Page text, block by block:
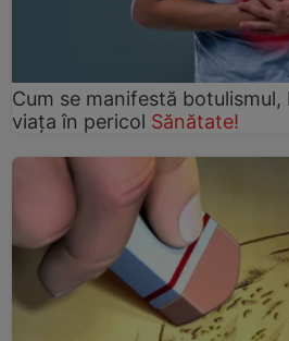
Cum se manifestă
viaţa în pericol Sănătate!